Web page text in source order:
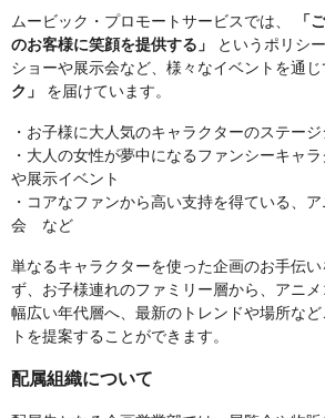
ムービック・プロモートサービスでは、
「
のお客様に笑顔を提供する」
というポリシ
ショーや展示会など、様々なイベントを通
ク」
を届けています。
・お子様に大人気のキャラクターのステー
・大人の女性が夢中になるファンシーキャ
や展示イベント
・コアなファンから高い支持を得ている、
会 など
単なるキャラクターを使った企画のお手伝
ず、お子様連れのファミリー層から、アニ
幅広い年代層へ、最新のトレンドや場所な
トを提案することができます。
配属組織について